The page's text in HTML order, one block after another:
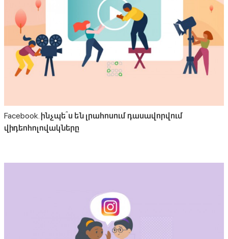
Facebook. ինչպե՞ս են լրահոսում դասավորվում
վիդեոհոլովակները